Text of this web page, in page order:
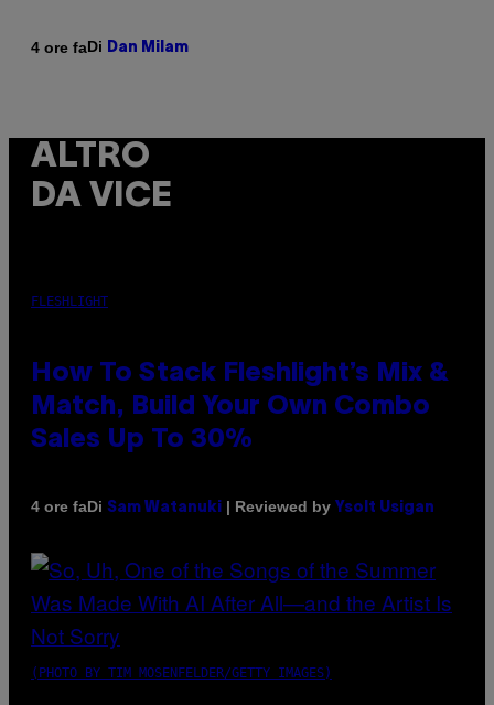
4 ore faDi Dan Milam
ALTRO
DA VICE
FLESHLIGHT
How To Stack Fleshlight’s Mix &
Match, Build Your Own Combo
Sales Up To 30%
4 ore faDi Sam Watanuki | Reviewed by Ysolt Usigan
(PHOTO BY TIM MOSENFELDER/GETTY IMAGES)